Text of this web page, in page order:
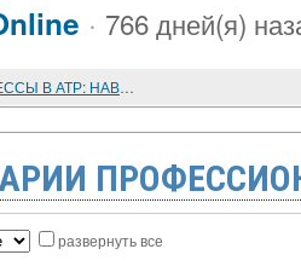
· 766 дней(я)
ИНТЕГРАЦИОННЫЕ ПРОЦЕССЫ В АТР: НАВСТРЕЧУ ВЫЗОВАМ ГЛОБАЛИЗАЦИИ
развернуть все